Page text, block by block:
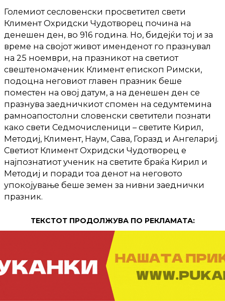
Големиот сесловенски просветител свети
Климент Охридски Чудотворец почина на
денешен ден, во 916 година. Но, бидејќи тој и за
време на својот живот именденот го празнувал
на 25 ноември, на празникот на светиот
свештеномаченик Климент епископ Римски,
подоцна неговиот главен празник беше
поместен на овој датум, а на денешен ден се
празнува заедничкиот спомен на седумтемина
рамноапостолни словенски светители познати
како свети Седмочисленици – светите Кирил,
Методиј, Климент, Наум, Сава, Горазд и Ангелариј.
Светиот Климент Охридски Чудотворец е
најпознатиот ученик на светите браќа Кирил и
Методиј и поради тоа денот на неговото
упокојување беше земен за нивни заеднички
празник.
ТЕКСТОТ ПРОДОЛЖУВА ПО РЕКЛАМАТА: